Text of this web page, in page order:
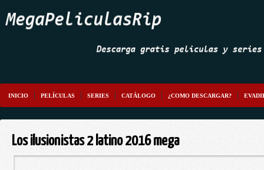
INICIO PELÍCULAS SERIES CATÁLOGO ¿COMO DESCARGAR?
Los ilusionistas 2 latino 2016 mega